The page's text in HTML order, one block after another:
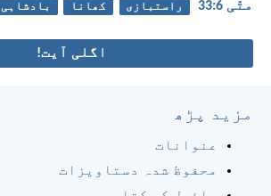
متّی 6:‏33 راستبازی کھانا بادشاہی
اگلی آیت!
مزید پڑھ
عنوانات
محفوظ شدہ دستاویزات